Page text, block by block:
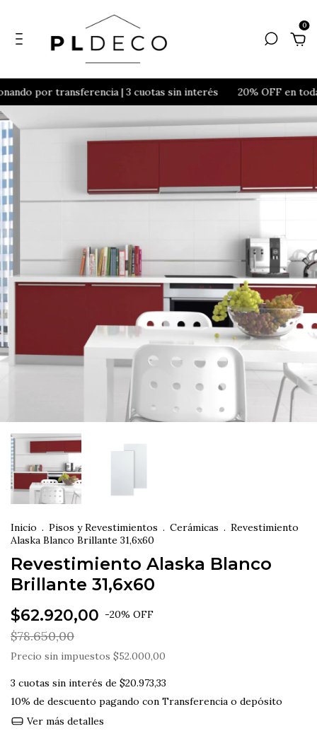
0
por transferencia | 3 cuotas sin interés 20% OFF en
Inicio . Pisos y Revestimientos . Cerámicas . Revestimiento
Alaska Blanco Brillante 31,6x60
Revestimiento Alaska Blanco
Brillante 31,6x60
$62.920,00 -20% OFF
$78.650,00
Precio sin impuestos $52.000,00
3 cuotas sin interés de $20.973,33
10% de descuento pagando con Transferencia o depósito
Ver más detalles